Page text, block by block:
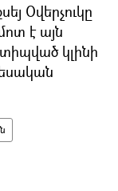
Օվերչուկը
է այն
կլինի